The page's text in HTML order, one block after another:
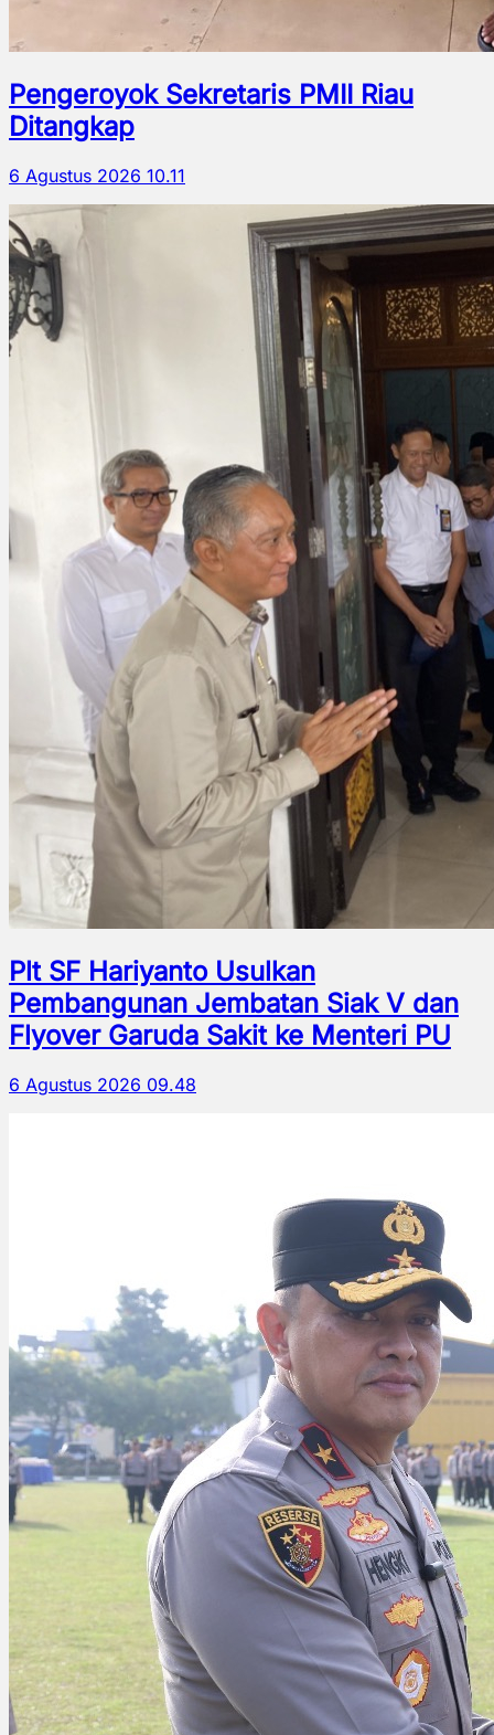
Pengeroyok Sekretaris PMII Riau
Ditangkap
6 Agustus 2026 10.11
Plt SF Hariyanto Usulkan
Pembangunan Jembatan Siak V dan
Flyover Garuda Sakit ke Menteri PU
6 Agustus 2026 09.48